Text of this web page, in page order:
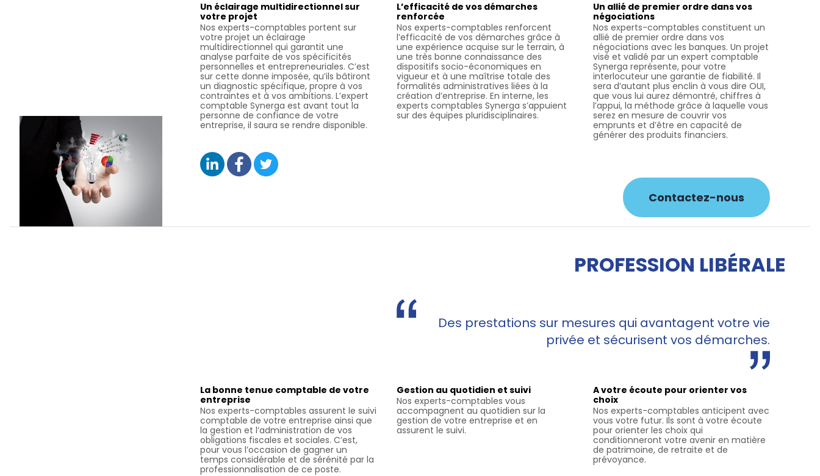
Un éclairage multidirectionnel sur
votre projet
Nos experts-comptables portent sur
votre projet un éclairage
multidirectionnel qui garantit une
analyse parfaite de vos spécificités
personnelles et entrepreneuriales. C’est
sur cette donne imposée, qu’ils bâtiront
un diagnostic spécifique, propre à vos
contraintes et à vos ambitions. L’expert
comptable Synerga est avant tout la
personne de confiance de votre
entreprise, il saura se rendre disponible.
L’efficacité de vos démarches
renforcée
Nos experts-comptables renforcent
l’efficacité de vos démarches grâce à
une expérience acquise sur le terrain, à
une très bonne connaissance des
dispositifs socio-économiques en
vigueur et à une maîtrise totale des
formalités administratives liées à la
création d’entreprise. En interne, les
experts comptables Synerga s’appuient
sur des équipes pluridisciplinaires.
Un allié de premier ordre dans vos
négociations
Nos experts-comptables constituent un
allié de premier ordre dans vos
négociations avec les banques. Un projet
visé et validé par un expert comptable
Synerga représente, pour votre
interlocuteur une garantie de fiabilité. Il
sera d’autant plus enclin à vous dire OUI,
que vous lui aurez démontré, chiffres à
l’appui, la méthode grâce à laquelle vous
serez en mesure de couvrir vos
emprunts et d’être en capacité de
générer des produits financiers.
Contactez-nous
PROFESSION LIBÉRALE
Des prestations sur mesures qui avantagent votre vie
privée et sécurisent vos démarches.
La bonne tenue comptable de votre
entreprise
Nos experts-comptables assurent le suivi
comptable de votre entreprise ainsi que
la gestion et l’administration de vos
obligations fiscales et sociales. C’est,
pour vous l’occasion de gagner un
temps considérable et de sérénité par la
professionnalisation de ce poste.
Gestion au quotidien et suivi
Nos experts-comptables vous
accompagnent au quotidien sur la
gestion de votre entreprise et en
assurent le suivi.
A votre écoute pour orienter vos
choix
Nos experts-comptables anticipent avec
vous votre futur. Ils sont à votre écoute
pour orienter les choix qui
conditionneront votre avenir en matière
de patrimoine, de retraite et de
prévoyance.